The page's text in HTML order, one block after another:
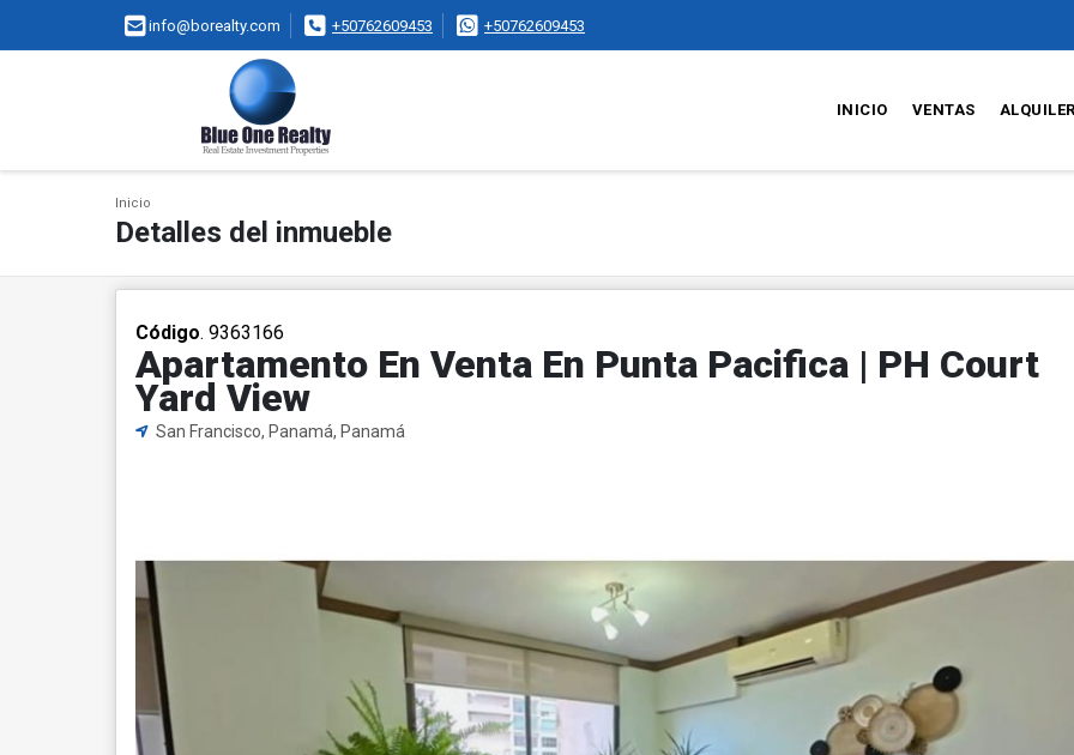
info@borealty.com +50762609453 +50762609453
INICIO VENTAS
Inicio
Detalles del inmueble
Código. 9363166
Apartamento En Venta En Punta Pacifica | PH Court
Yard View
San Francisco, Panamá, Panamá